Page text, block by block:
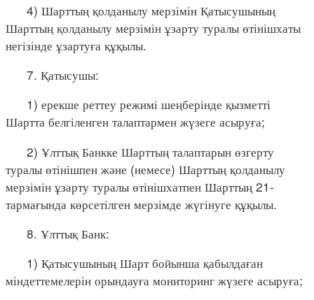
4) Шарттың қолданылу мерзімін Қатысушының
Шарттың қолданылу мерзімін ұзарту туралы өтінішхаты
негізінде ұзартуға құқылы.
7. Қатысушы:
1) ерекше реттеу режимі шеңберінде қызметті
Шартта белгіленген талаптармен жүзеге асыруға;
2) Ұлттық Банкке Шарттың талаптарын өзгерту
туралы өтінішпен және (немесе) Шарттың қолданылу
мерзімін ұзарту туралы өтінішхатпен Шарттың 21-
тармағында көрсетілген мерзімде жүгінуге құқылы.
8. Ұлттық Банк:
1) Қатысушының Шарт бойынша қабылдаған
міндеттемелерін орындауға мониторинг жүзеге асыруға;